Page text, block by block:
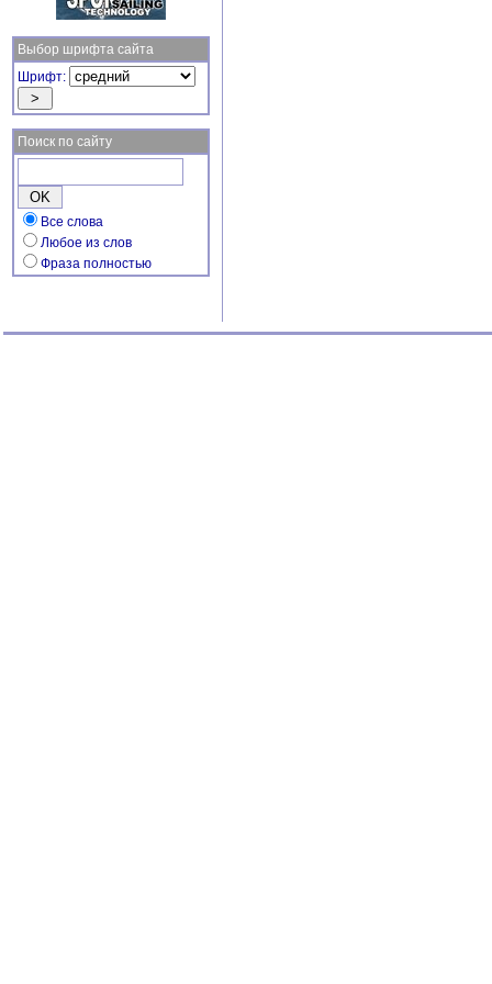
Выбор шрифта сайта
Шрифт:
Поиск по сайту
Все слова
Любое из слов
Фраза полностью